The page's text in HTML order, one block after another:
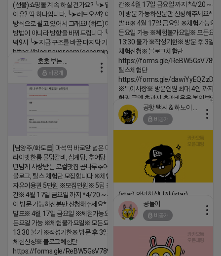
간※ 4월 17일 금요일 까지 *4/20 ~ 4/
이 방문 가능하신분만 신청해주세요* ※
발표※ 4월 17일 금요일 ※체험가능요
든요일 가능 ※체험불가요일※ 모든요
13:30 불가 ※작성기한※ 방문 후 3일
체험신청※ 블로그체험단
https://forms.gle/
릴스체험단
https://forms.gle/
※특이사항※ 방문인원 최대 4인 까지
험권 금액 초과시 초과비용은 본인부담
2026-04-18 17:18
(선물)쇼핑몰 계속 하실 건가요? ╰➤열심히 해도 안되는
이유? 딱 하나입니다. ╰➤레드오션? 아니요! ╰➤모두 같은
방식으로 팔고 있어서 그래요! (하트)이번엔 다릅니다. ╰➤
방법이 아니라 방향을 바꿔드립니다 ╰➤4월 21일(화) 저
녁9시 ╰➤지금 구조를 바꿀 마지막 기회
https://blog.naver.com/eocomim/224250518436
2026-04-18 17:15
비공개
[남양주/화도읍] 마석역 바로앞 넓은 매장과, 프
라이빗한룸 물닭갈비, 삼계탕, 추어탕 맛집 10
년넘게 사랑받는 로컬맛집 곰나루추어탕에서
블로그, 릴스 체험단 모집합니다 ※체험메뉴※
자유이용권 5만원 ※모집인원※ 5팀 ※모집기
간※ 4월 17일 금요일 까지 *4/20 ~ 4/26 사
이 방문 가능하신분만 신청해주세요* ※체험단
발표※ 4월 17일 금요일 ※체험가능요일※ 모
든요일 가능 ※체험불가요일※ 모든요일 12 ~
13:30 불가 ※작성기한※ 방문 후 3일 이내 ※
체험신청※ 블로그체험단
https://forms.gle/ReBW5GsV789ur2Pz6
비공개
(star) 안녕하십니까 (star)
2026-04-18 17:12
공돌이
비공개